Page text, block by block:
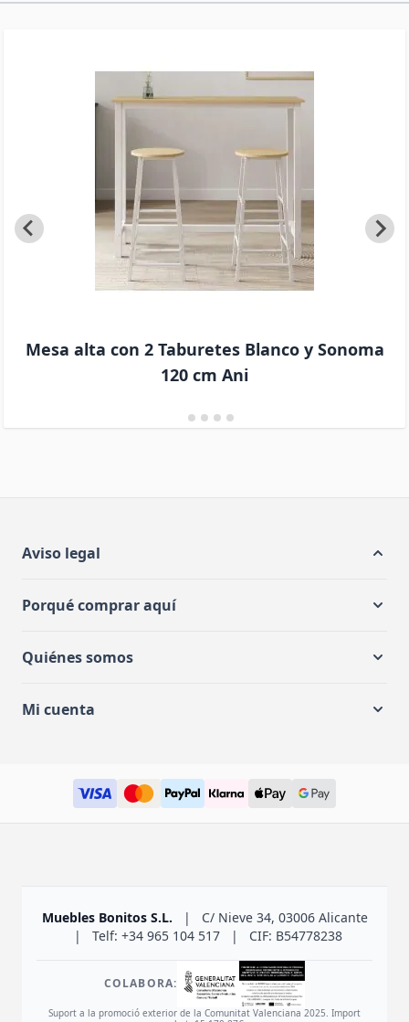
Mesa alta con 2 Taburetes Blanco y Sonoma
120 cm Ani
Aviso legal
Porqué comprar aquí
Quiénes somos
Mi cuenta
Muebles Bonitos S.L. |
C/ Nieve 34, 03006 Alicante
|
Telf: +34 965 104 517 | CIF: B54778238
COLABORA:
Suport a la promoció exterior de la Comunitat Valenciana 2025. Import